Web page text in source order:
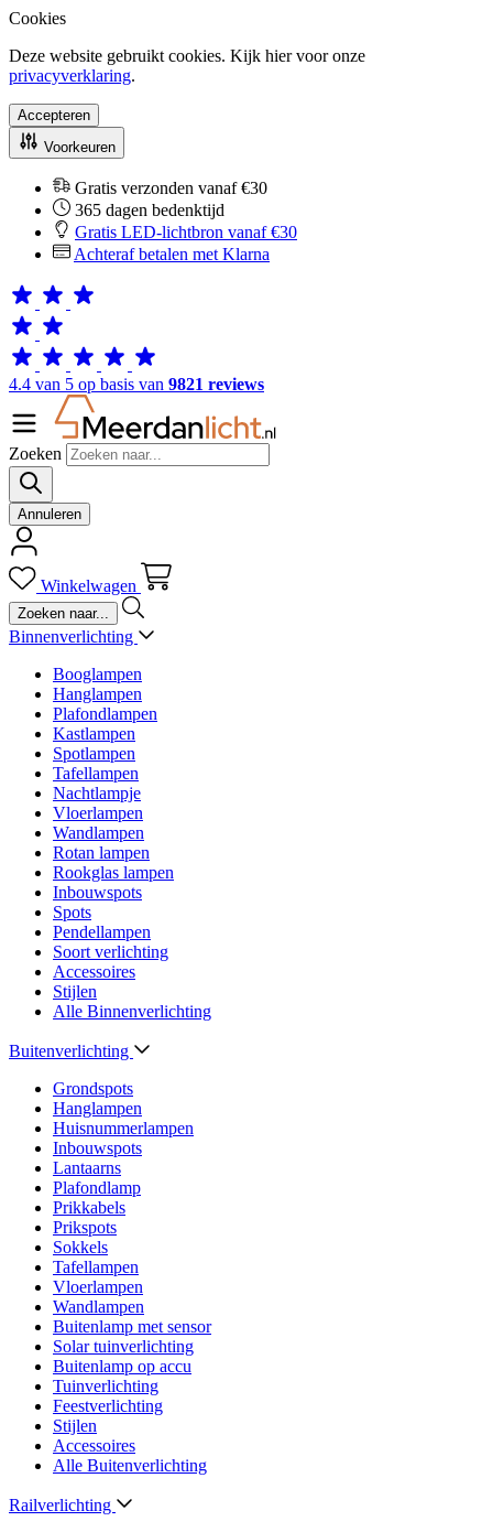
Cookies
Deze website gebruikt cookies. Kijk hier voor onze
privacyverklaring.
Accepteren
Voorkeuren
Gratis verzonden vanaf €30
365 dagen bedenktijd
Gratis LED-lichtbron vanaf €30
Achteraf betalen met Klarna
4.4 van 5 op basis van 9821 reviews
Zoeken
Annuleren
Winkelwagen
Binnenverlichting
Booglampen
Hanglampen
Plafondlampen
Kastlampen
Spotlampen
Tafellampen
Nachtlampje
Vloerlampen
Wandlampen
Rotan lampen
Rookglas lampen
Inbouwspots
Spots
Pendellampen
Soort verlichting
Accessoires
Stijlen
Alle Binnenverlichting
Buitenverlichting
Grondspots
Hanglampen
Huisnummerlampen
Inbouwspots
Lantaarns
Plafondlamp
Prikkabels
Prikspots
Sokkels
Tafellampen
Vloerlampen
Wandlampen
Buitenlamp met sensor
Solar tuinverlichting
Buitenlamp op accu
Tuinverlichting
Feestverlichting
Stijlen
Accessoires
Alle Buitenverlichting
Railverlichting